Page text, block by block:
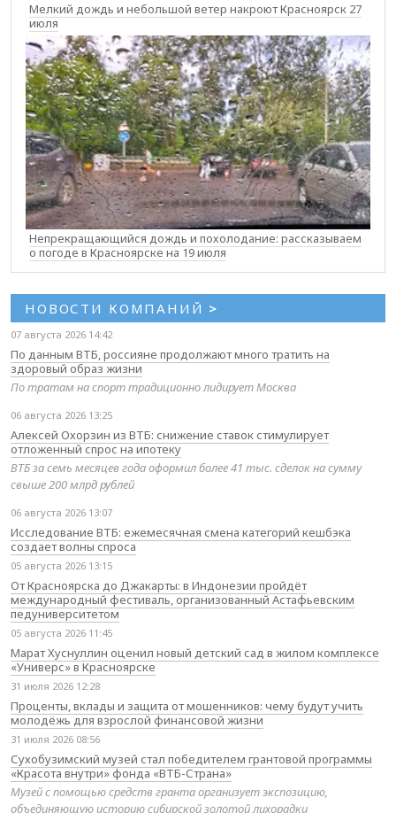
Мелкий дождь и небольшой ветер накроют Красноярск 27
июля
Непрекращающийся дождь и похолодание: рассказываем
о погоде в Красноярске на 19 июля
НОВОСТИ КОМПАНИЙ >
07 августа 2026 14:42
По данным ВТБ, россияне продолжают много тратить на
здоровый образ жизни
По тратам на спорт традиционно лидирует Москва
06 августа 2026 13:25
Алексей Охорзин из ВТБ: снижение ставок стимулирует
отложенный спрос на ипотеку
ВТБ за семь месяцев года оформил более 41 тыс. сделок на сумму
свыше 200 млрд рублей
06 августа 2026 13:07
Исследование ВТБ: ежемесячная смена категорий кешбэка
создает волны спроса
05 августа 2026 13:15
От Красноярска до Джакарты: в Индонезии пройдёт
международный фестиваль, организованный Астафьевским
педуниверситетом
05 августа 2026 11:45
Марат Хуснуллин оценил новый детский сад в жилом комплексе
«Универс» в Красноярске
31 июля 2026 12:28
Проценты, вклады и защита от мошенников: чему будут учить
молодёжь для взрослой финансовой жизни
31 июля 2026 08:56
Сухобузимский музей стал победителем грантовой программы
«Красота внутри» фонда «ВТБ-Страна»
Музей с помощью средств гранта организует экспозицию,
объединяющую историю сибирской золотой лихорадки